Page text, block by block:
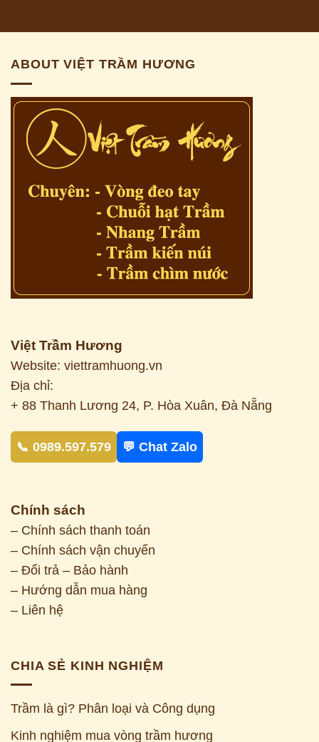
ABOUT VIỆT TRẦM HƯƠNG
Việt Trầm Hương
Website: viettramhuong.vn
Địa chỉ:
+ 88 Thanh Lương 24, P. Hòa Xuân, Đà Nẵng
📞 0989.597.579 💬 Chat Zalo
Chính sách
– Chính sách thanh toán
– Chính sách vận chuyển
– Đổi trả – Bảo hành
– Hướng dẫn mua hàng
– Liên hệ
CHIA SẺ KINH NGHIỆM
Trầm là gì? Phân loại và Công dụng
Kinh nghiệm mua vòng trầm hương